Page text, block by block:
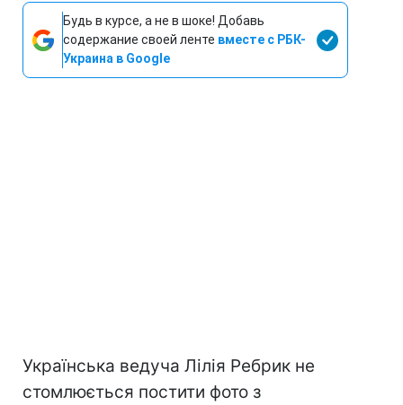
Будь в курсе, а не в шоке! Добавь
содержание своей ленте вместе с РБК-
Украина в Google
Українська ведуча Лілія Ребрик не
стомлюється постити фото з